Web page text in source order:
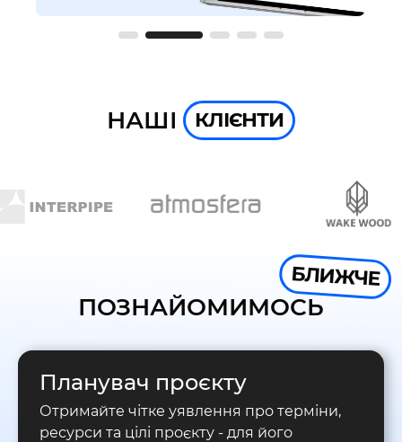
НАШІ КЛІЄНТИ
ПОЗНАЙОМИМОСЬ
БЛИЖЧЕ
Планувач проєкту
Отримайте чітке уявлення про терміни,
ресурси та цілі проєкту - для його